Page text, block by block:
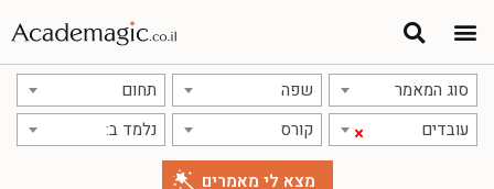
סוג המאמר שפה תחום
× עובדים קורס נלמד ב: